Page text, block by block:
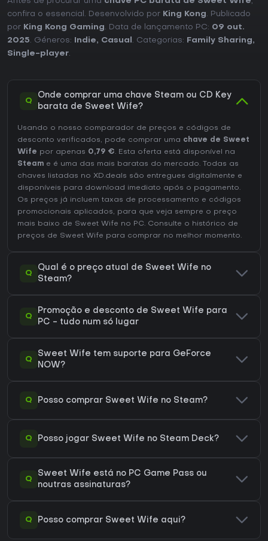
confira o essencial. Desenvolvido por King Kong. Publicado
por King Kong Gaming. Data de lançamento PC: 09 out.
2025. Géneros: Indie, Casual . Categorias: Family Sharing,
Single-player.
Q
Onde comprar uma chave Steam ou CD Key
barata de Sweet Wife?
Usando o nosso comparador de preços e códigos de
desconto verificados, pode comprar uma chave de Sweet
Wife por apenas 0,79 €. Esta oferta está disponível na
Steam e é uma das mais baratas do mercado. Todas as
chaves listadas no XD.deals são entregues digitalmente e
disponíveis para download imediato após o pagamento.
Os preços já incluem taxas de processamento e códigos
promocionais aplicados, para que veja sempre o preço
mais baixo de Sweet Wife no PC. Consulte o histórico de
preços de Sweet Wife para comprar no melhor momento.
Q
Qual é o preço atual de Sweet Wife no
Steam?
Q
Promoção e desconto de Sweet Wife para
PC - tudo num só lugar
Q
Sweet Wife tem suporte para GeForce
NOW?
Q Posso comprar Sweet Wife no Steam?
Q Posso jogar Sweet Wife no Steam Deck?
Q
Sweet Wife está no PC Game Pass ou
noutras assinaturas?
Q Posso comprar Sweet Wife aqui?